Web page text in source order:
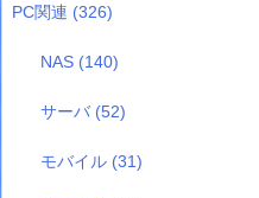
PC関連 (326)
NAS (140)
サーバ (52)
モバイル (31)